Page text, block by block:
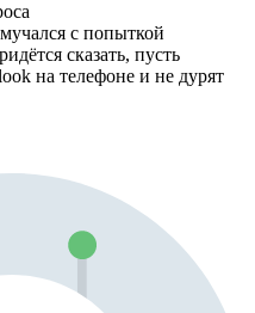
с попыткой
сказать, пусть
на телефоне и не дурят